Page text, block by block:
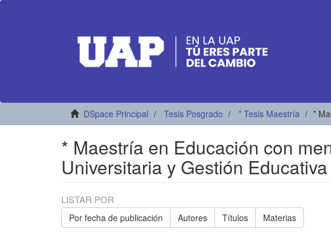
DSpace Principal Tesis Posgrado * Tesis Maestría *
* Maestría en Educación con
Universitaria y Gestión Educativa
LISTAR POR
Por fecha de publicación Autores Títulos Materias